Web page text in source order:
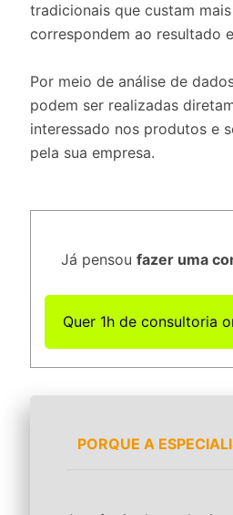
tradicionais que custam
correspondem ao resultado
Por meio de análise de
podem ser realizadas
interessado nos produtos e
pela sua empresa.
Já pensou fazer uma
Quer 1h de consultoria
PORQUE A